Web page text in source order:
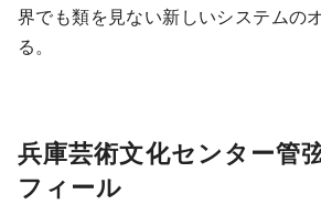
界でも類を見ない新しいシステムの
る。
兵庫芸術文化センター管
フィール